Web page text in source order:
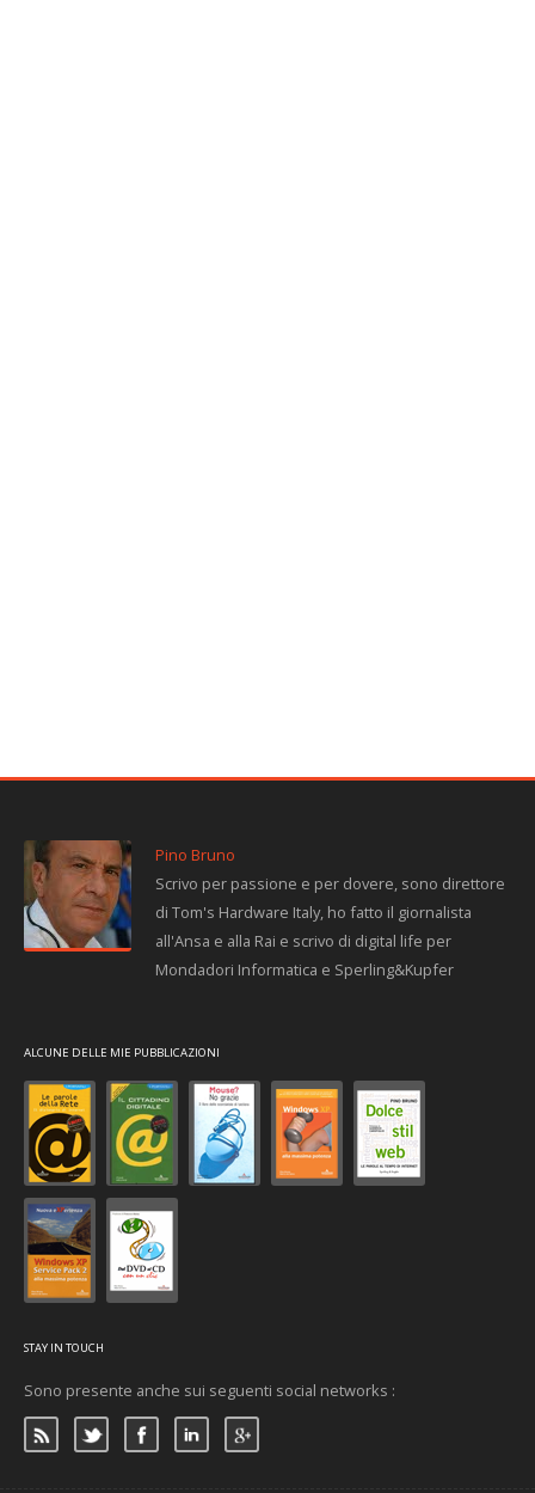
Pino Bruno
Scrivo per passione e per dovere, sono direttore
di Tom's Hardware Italy, ho fatto il giornalista
all'Ansa e alla Rai e scrivo di digital life per
Mondadori Informatica e Sperling&Kupfer
ALCUNE DELLE MIE PUBBLICAZIONI
STAY IN TOUCH
Sono presente anche sui seguenti social networks :